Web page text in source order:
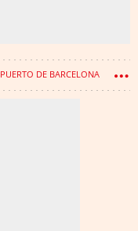
PUERTO DE BARCELONA